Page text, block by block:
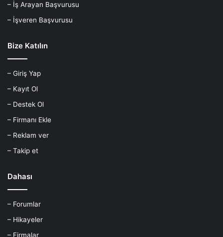
– İş Arayan Başvurusu
– İşveren Başvurusu
Bize Katılın
– Giriş Yap
– Kayıt Ol
– Destek Ol
– Firmanı Ekle
– Reklam ver
– Takip et
Dahası
– Forumlar
– Hikayeler
– Firmalar